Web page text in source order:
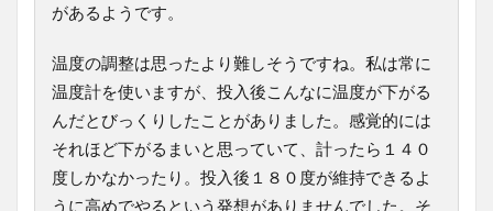
があるようです。
温度の調整は思ったより難しそうですね。私は常に
温度計を使いますが、投入後こんなに温度が下がる
んだとびっくりしたことがありました。感覚的には
それほど下がるまいと思っていて、計ったら１４０
度しかなかったり。投入後１８０度が維持できるよ
うに高めでやるという発想がありませんでした。そ